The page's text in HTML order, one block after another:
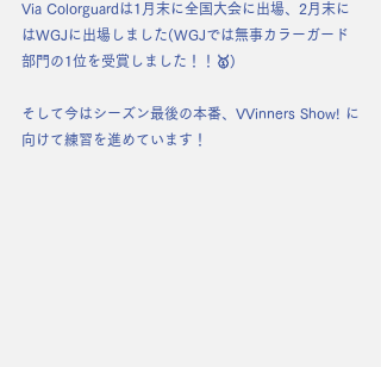
Via Colorguardは1月末に全国大会に出場、2月末に
はWGJに出場しました(WGJでは無事カラーガード
部門の1位を受賞しました！！🥇)
そして今はシーズン最後の本番、VVinners Show! に
向けて練習を進めています！